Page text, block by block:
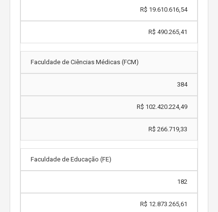
R$ 19.610.616,54
R$ 490.265,41
Faculdade de Ciências Médicas (FCM)
384
R$ 102.420.224,49
R$ 266.719,33
Faculdade de Educação (FE)
182
R$ 12.873.265,61